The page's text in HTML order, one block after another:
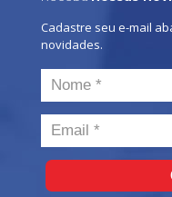
Cadastre seu e-mail
novidades.